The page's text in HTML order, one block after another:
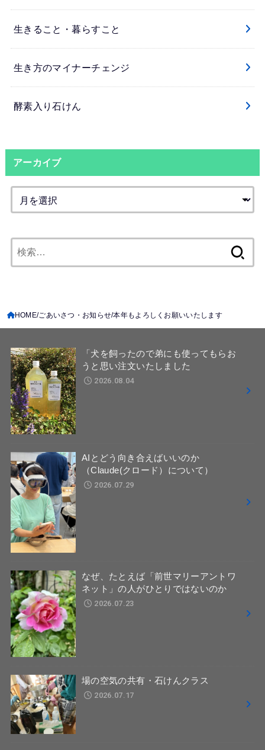
生きること・暮らすこと
生き方のマイナーチェンジ
酵素入り石けん
アーカイブ
索:
HOME ごあいさつ・お知らせ 本年もよろしくお願いいたします
「犬を飼ったので弟にも使ってもらお
うと思い注文いたしました
2026.08.04
AIとどう向き合えばいいのか
（Claude(クロード）について）
2026.07.29
なぜ、たとえば「前世マリーアントワ
ネット」の人がひとりではないのか
2026.07.23
場の空気の共有・石けんクラス
2026.07.17